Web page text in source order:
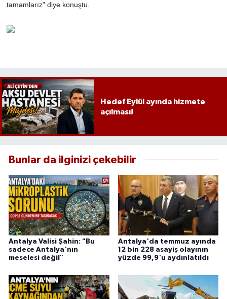
tamamlarız" diye konuştu.
Hedef Eylül ayında hizmete
açılması!
Bunlar da ilginizi çekebilir
Antalya Valisi Şahin: "Bu
sadece Antalya'nın
meselesi değil"
Antalya'da temmuz ayında
12 bin 228 asayiş olayının
yüzde 99,9'u aydınlatıldı